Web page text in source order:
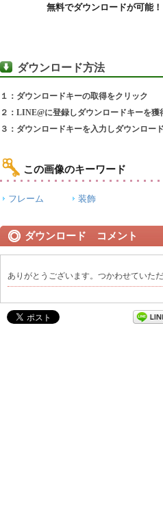
無料でダウンロードが可能！
ダウンロード方法
１：ダウンロードキーの取得をクリック
２：LINE@に登録しダウンロードキーを獲
３：ダウンロードキーを入力しダウンロー
この画像のキーワード
フレーム 装飾
ダウンロード コメント
ありがとうございます。つかわせていただ